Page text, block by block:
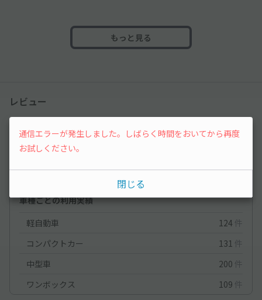
もっと見る
レビュー
4.3（19件）
3.3 駐車料金
車種ごとの利用実績
軽自動車
124 件
コンパクトカー
131 件
中型車
200 件
ワンボックス
109 件
通信エラーが発生しました。しばらく時間をおいてから再度
お試しください。
閉じる